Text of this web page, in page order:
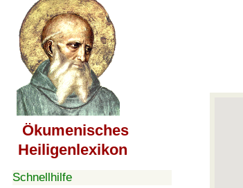
Ökumenisches
Heiligenlexikon
Schnellhilfe